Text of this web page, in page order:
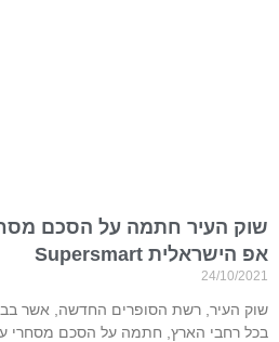
שוק העיר חתמה על הסכם
אפ הישראלית Supersmart
24/10/2021
בכל רחבי הארץ, חתמה על הסכם